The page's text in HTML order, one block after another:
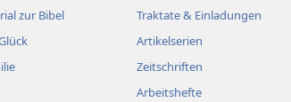
zur Bibel
Traktate & Einladungen
Artikelserien
Zeitschriften
Arbeitshefte